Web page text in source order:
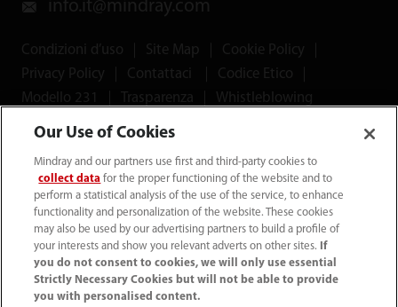
info.it@mindray.com
Condizioni d’uso Site Map Cookie Policy
Privacy Policy
Contattaci Codice Etico
Modello 231
Trasparenza Whistleblowing
Ltd. Tutti i diritti riservati.
Mindray Medical Italy S.r.l. ha ottenuto ilRating di Legalità
con il punteggio ★★++ ed è inclusa nell'elenco
Our Use of Cookies
Mindray and our partners use first and third-party cookies to
collect data for the proper functioning of the website and to
perform a statistical analysis of the use of the service, to enhance
functionality and personalization of the website. These cookies
may also be used by our advertising partners to build a profile of
your interests and show you relevant adverts on other sites.
If
you do not consent to cookies, we will only use essential
Strictly Necessary Cookies but will not be able to provide
you with personalised content.